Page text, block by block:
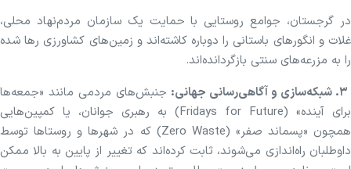
در گرجستان، جوامع روستایی با حمایت یک سازمان مردم‌نهاد محلی،
غلات و انگورهای باستانی را دوباره کاشته‌اند و زمین‌های کشاورزی رها شده
را به مزرعه‌های سنتی بازگردانده‌اند.
جنبش‌های مردمی مانند «جمعه‌ها
برای آینده» (Fridays for Future) به رهبری جوانان، یا کمپین‌هایی
همچون «پسماند صفر» (Zero Waste) که در شهرها و روستاها توسط
داوطلبان راه‌اندازی می‌شوند، ثابت کرده‌اند که تغییر از پایین به بالا ممکن